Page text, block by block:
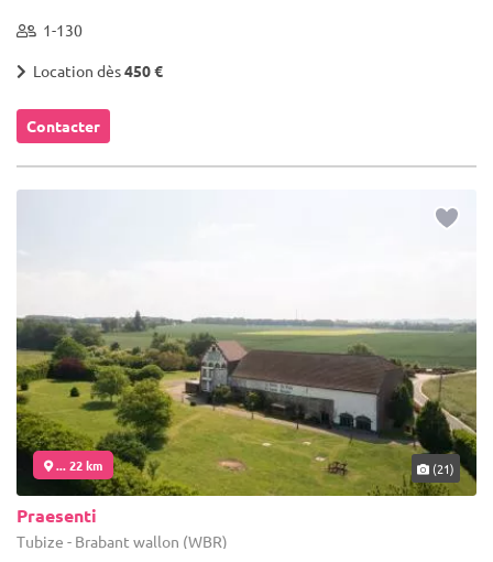
1-130
Location dès450 €
Contacter
... 22 km (21)
Praesenti
Tubize - Brabant wallon (WBR)